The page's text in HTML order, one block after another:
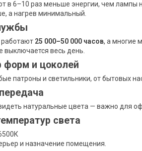
в 6–10 раз меньше энергии, чем лампы
а нагрев минимальный.
25 000–50 000 часов, а многие
выключается весь день.
форм и цоколей
патроны и светильники, от бытовых
натуральные цвета — важно для
света
и назначение помещения.